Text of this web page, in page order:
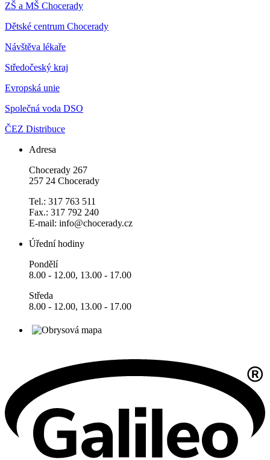
ZŠ a MŠ Chocerady
Dětské centrum Chocerady
Návštěva lékaře
Středočeský kraj
Evropská unie
Společná voda DSO
ČEZ Distribuce
Adresa
Chocerady 267
257 24 Chocerady
Tel.: 317 763 511
Fax.: 317 792 240
E-mail: info@chocerady.cz
Úřední hodiny
Pondělí
8.00 - 12.00, 13.00 - 17.00
Středa
8.00 - 12.00, 13.00 - 17.00